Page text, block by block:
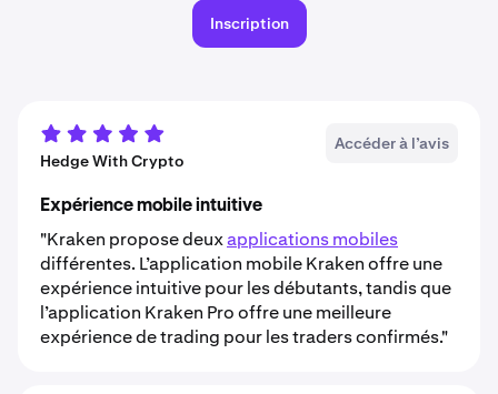
Inscription
Hedge With Crypto
Accéder à l’avis
Expérience mobile intuitive
"Kraken propose deuxapplications mobiles
différentes. L’application mobile Kraken offre une
expérience intuitive pour les débutants, tandis que
l’application Kraken Pro offre une meilleure
expérience de trading pour les traders confirmés."